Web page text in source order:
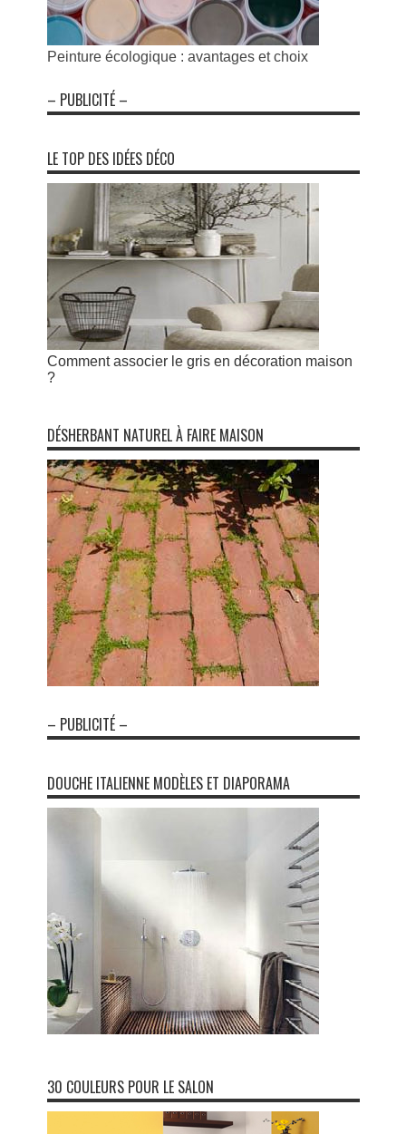
Peinture écologique : avantages et choix
– PUBLICITÉ –
LE TOP DES IDÉES DÉCO
Comment associer le gris en décoration maison
?
DÉSHERBANT NATUREL À FAIRE MAISON
– PUBLICITÉ –
DOUCHE ITALIENNE MODÈLES ET DIAPORAMA
30 COULEURS POUR LE SALON